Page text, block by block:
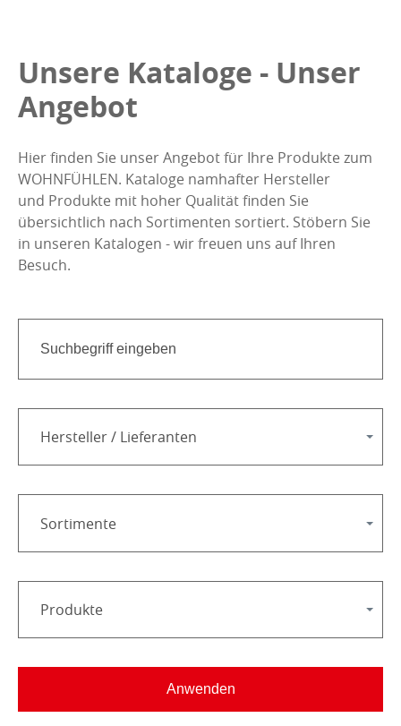
Unsere Kataloge - Unser
Angebot
Hier finden Sie unser Angebot für Ihre Produkte zum
WOHNFÜHLEN. Kataloge namhafter Hersteller
und Produkte mit hoher Qualität finden Sie
übersichtlich nach Sortimenten sortiert. Stöbern Sie
in unseren Katalogen - wir freuen uns auf Ihren
Besuch.
Hersteller / Lieferanten
Sortimente
Produkte
Anwenden